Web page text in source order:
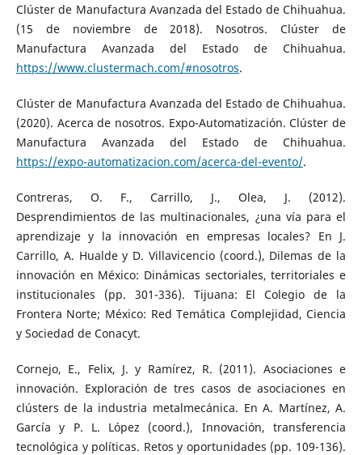
Clúster de Manufactura Avanzada del Estado de Chihuahua.
(15 de noviembre de 2018). Nosotros. Clúster de
Manufactura Avanzada del Estado de Chihuahua.
https://www.clustermach.com/#nosotros.
Clúster de Manufactura Avanzada del Estado de Chihuahua.
(2020). Acerca de nosotros. Expo-Automatización. Clúster de
Manufactura Avanzada del Estado de Chihuahua.
https://expo-automatizacion.com/acerca-del-evento/.
Contreras, O. F., Carrillo, J., Olea, J. (2012).
Desprendimientos de las multinacionales, ¿una vía para el
aprendizaje y la innovación en empresas locales? En J.
Carrillo, A. Hualde y D. Villavicencio (coord.), Dilemas de la
innovación en México: Dinámicas sectoriales, territoriales e
institucionales (pp. 301-336). Tijuana: El Colegio de la
Frontera Norte; México: Red Temática Complejidad, Ciencia
y Sociedad de Conacyt.
Cornejo, E., Felix, J. y Ramírez, R. (2011). Asociaciones e
innovación. Exploración de tres casos de asociaciones en
clústers de la industria metalmecánica. En A. Martínez, A.
García y P. L. López (coord.), Innovación, transferencia
tecnológica y políticas. Retos y oportunidades (pp. 109-136).